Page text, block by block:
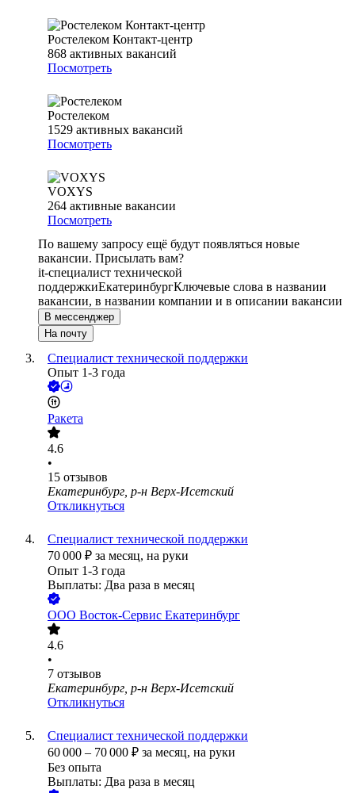
Ростелеком Контакт-центр
868 активных вакансий
Посмотреть
Ростелеком
1529 активных вакансий
Посмотреть
VOXYS
264 активные вакансии
Посмотреть
По вашему запросу ещё будут появляться новые
вакансии. Присылать вам?
it-специалист технической
поддержкиЕкатеринбургКлючевые слова в названии
вакансии, в названии компании и в описании вакансии
В мессенджер
На почту
Специалист технической поддержки
Опыт 1-3 года
Ракета
4.6
•
15 отзывов
Екатеринбург, р-н Верх-Исетский
Откликнуться
Специалист технической поддержки
70 000 ₽ за месяц, на руки
Опыт 1-3 года
Выплаты: Два раза в месяц
ООО Восток-Сервис Екатеринбург
4.6
•
7 отзывов
Екатеринбург, р-н Верх-Исетский
Откликнуться
Специалист технической поддержки
60 000 – 70 000 ₽ за месяц, на руки
Без опыта
Выплаты: Два раза в месяц